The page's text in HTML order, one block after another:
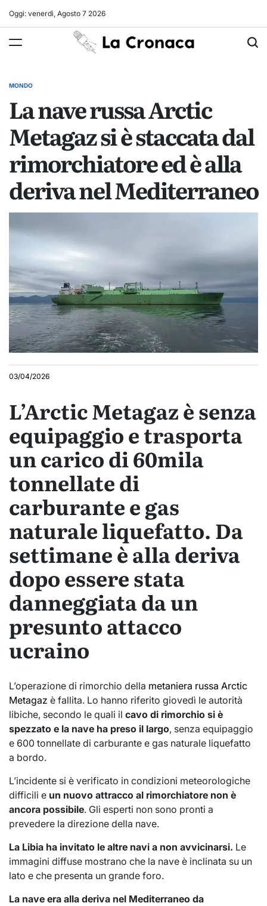
Oggi: venerdì, Agosto 7 2026
La
Cronaca
POSTED
MONDO
La nave russa Arctic
Metagaz si è staccata dal
rimorchiatore ed è alla
deriva nel Mediterraneo
03/04/2026
L’Arctic Metagaz è senza
equipaggio e trasporta
un carico di 60mila
tonnellate di
carburante e gas
naturale liquefatto. Da
settimane è alla deriva
dopo essere stata
danneggiata da un
presunto attacco
ucraino
L’operazione di rimorchio della metaniera russa Arctic
Metagaz è fallita. Lo hanno riferito giovedì le autorità
libiche, secondo le quali il cavo di rimorchio si è
spezzato e la nave ha preso il largo, senza equipaggio
e 600 tonnellate di carburante e gas naturale liquefatto
a bordo.
L’incidente si è verificato in condizioni meteorologiche
difficili e un nuovo attracco al rimorchiatore non è
ancora possibile. Gli esperti non sono pronti a
prevedere la direzione della nave.
La Libia ha invitato le altre navi a non avvicinarsi. Le
immagini diffuse mostrano che la nave è inclinata su un
lato e che presenta un grande foro.
La nave era alla deriva nel Mediterraneo da